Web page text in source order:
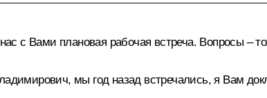
с Вами плановая рабочая встреча. Вопросы –
мы год назад встречались, я Вам